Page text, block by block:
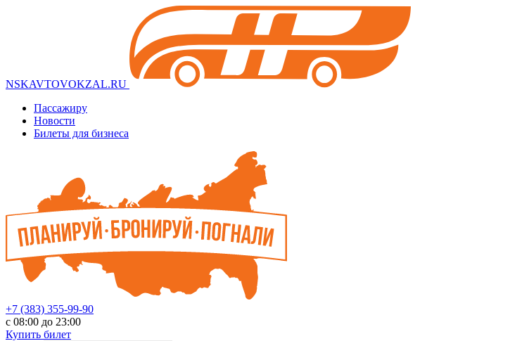
NSKAVTOVOKZAL.RU
Пассажиру
Новости
Билеты для бизнеса
+7 (383) 355-99-90
с 08:00 до 23:00
Купить билет